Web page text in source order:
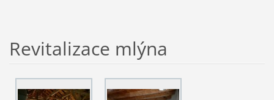
Revitalizace mlýna